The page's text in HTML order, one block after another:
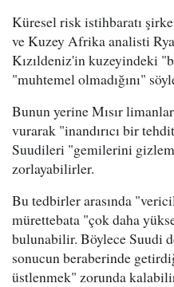
Küresel risk istihbaratı
ve Kuzey Afrika analisti
Kızıldeniz'in kuzeyindeki
"muhtemel olmadığını"
Bunun yerine Mısır
vurarak "inandırıcı bir
Suudileri "gemilerini
zorlayabilirler.
Bu tedbirler arasında
mürettebata "çok daha
bulunabilir. Böylece Suudi
sonucun beraberinde
üstlenmek" zorunda